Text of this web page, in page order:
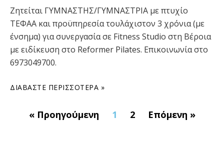
Ζητείται ΓΥΜΝΑΣΤΗΣ/ΓΥΜΝΑΣΤΡΙΑ με πτυχίο
ΤΕΦΑΑ και προϋπηρεσία τουλάχιστον 3 χρόνια (με
ένσημα) για συνεργασία σε Fitness Studio στη Βέροια
με ειδίκευση στο Reformer Pilates. Επικοινωνία στο
6973049700.
ΔΙΑΒΆΣΤΕ ΠΕΡΙΣΣΌΤΕΡΑ »
« Προηγούμενη 1 2 Επόμενη »